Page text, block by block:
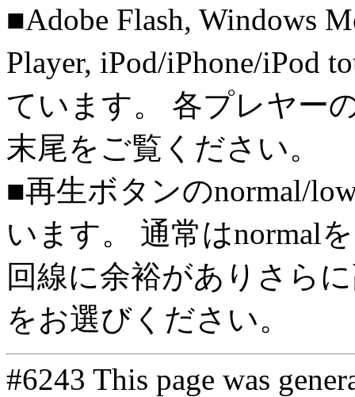
■Adobe Flash, Windows
Player, iPod/iPhone/iPod
ています。 各プレヤー
末尾をご覧ください。
■再生ボタンのnormal/
います。 通常はnormal
回線に余裕がありさら
をお選びください。
#6243 This page was